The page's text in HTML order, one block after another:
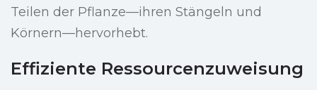
Teilen der Pflanze—ihren Stängeln und
Körnern—hervorhebt.
Effiziente Ressourcenzuweisung